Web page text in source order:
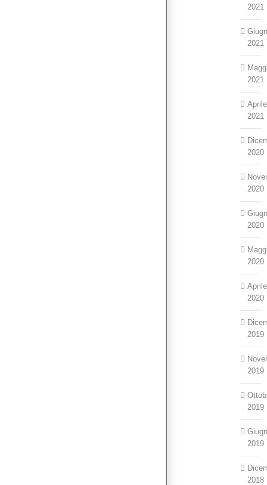
2021
2021
2021
Aprile
2021
2020
2020
2020
2020
Aprile
2020
2019
2019
2019
2019
2018